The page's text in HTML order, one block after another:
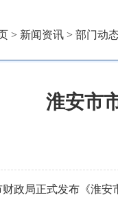
> 新闻资讯 > 部门动
淮安市
政局正式发布《淮安